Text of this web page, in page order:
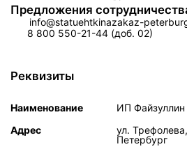
Предложения
info@statuehtkinazakaz-
8 800 550-21-44 (доб. 02)
Реквизиты
Наименование
ИП
Адрес
ул.
Петербург